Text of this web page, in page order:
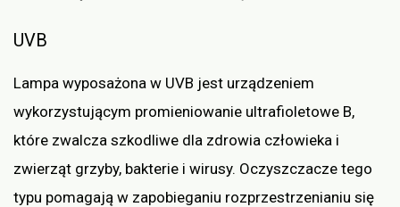
UVB
Lampa wyposażona w UVB jest urządzeniem
wykorzystującym promieniowanie ultrafioletowe B,
które zwalcza szkodliwe dla zdrowia człowieka i
zwierząt grzyby, bakterie i wirusy. Oczyszczacze tego
typu pomagają w zapobieganiu rozprzestrzenianiu się